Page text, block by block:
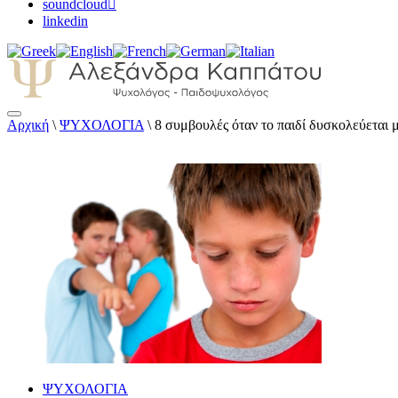
soundcloud
linkedin
Αλεξάνδρα Καππάτου Ψυχολόγος –
Αρχική \ ΨΥΧΟΛΟΓΙΑ \ 8 συμβουλές όταν το παιδί δυσκολεύεται
ΨΥΧΟΛΟΓΙΑ